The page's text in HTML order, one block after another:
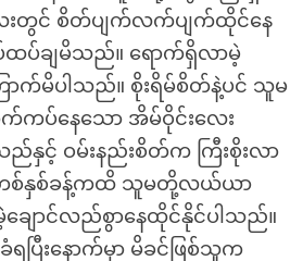
းတွင် စိတ်ပျက်လက်ပျက်ထိုင်နေ
ထပ်ချမိသည်။ ရောက်ရှိလာမဲ့
ာက်မိပါသည်။ စိုးရိမ်စိတ်နဲ့ပင် သူမ
က်ကပ်နေသော အိမ်ဝိုင်းလေး
င့် ဝမ်းနည်းစိတ်က ကြီးစိုးလာ
တစ်နှစ်ခန့်ကထိ သူမတို့လယ်ယာ
ချောင်လည်စွာနေထိုင်နိုင်ပါသည်။
ြီးနောက်မှာ မိခင်ဖြစ်သူက